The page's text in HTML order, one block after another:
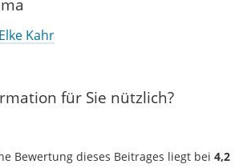
Kahr
für Sie nützlich?
Bewertung dieses Beitrages liegt bei 4,2